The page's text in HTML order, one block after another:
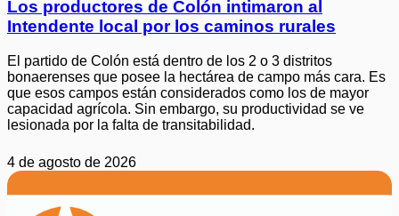
Los productores de Colón intimaron al
Intendente local por los caminos rurales
El partido de Colón está dentro de los 2 o 3 distritos
bonaerenses que posee la hectárea de campo más cara. Es
que esos campos están considerados como los de mayor
capacidad agrícola. Sin embargo, su productividad se ve
lesionada por la falta de transitabilidad.
4 de agosto de 2026